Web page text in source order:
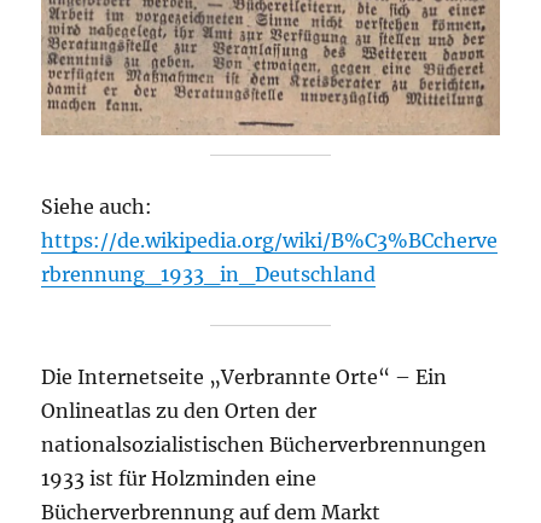
Siehe auch:
https://de.wikipedia.org/wiki/B%C3%BCcherve
rbrennung_1933_in_Deutschland
Die Internetseite „Verbrannte Orte“ – Ein
Onlineatlas zu den Orten der
nationalsozialistischen Bücherverbrennungen
1933 ist für Holzminden eine
Bücherverbrennung auf dem Markt